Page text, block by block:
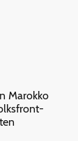
Marokko